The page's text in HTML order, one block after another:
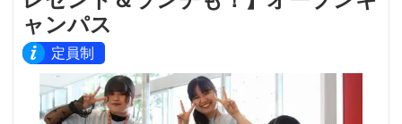
ャンパス
定員制